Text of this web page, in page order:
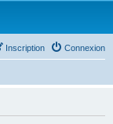
Connexion
Inscription